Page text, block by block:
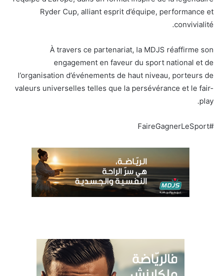
Ryder Cup, alliant esprit d’équipe, performance et
convivialité.
À travers ce partenariat, la MDJS réaffirme son
engagement en faveur du sport national et de
l’organisation d’événements de haut niveau, porteurs de
valeurs universelles telles que la persévérance et le fair-
play.
#FaireGagnerLeSport